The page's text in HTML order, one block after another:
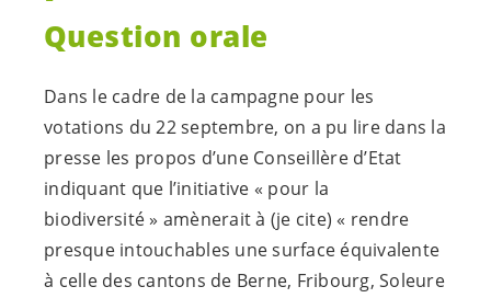
Question orale
Dans le cadre de la campagne pour les
votations du 22 septembre, on a pu lire dans la
presse les propos d’une Conseillère d’Etat
indiquant que l’initiative « pour la
biodiversité » amènerait à (je cite) « rendre
presque intouchables une surface équivalente
à celle des cantons de Berne, Fribourg, Soleure